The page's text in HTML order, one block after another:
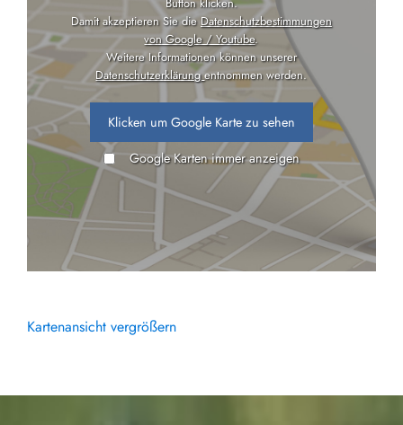
Damit akzeptieren Sie dieDatenschutzbestimmungen
von Google / Youtube.
Weitere Informationen können unserer
Datenschutzerklärungentnommen werden.
Klicken um Google Karte zu sehen
Google Karten immer anzeigen
Kartenansicht vergrößern